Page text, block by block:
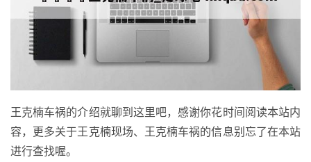
王克楠车祸的介绍就聊到这里吧，感谢你花时间阅读本站内
容，更多关于王克楠现场、王克楠车祸的信息别忘了在本站
进行查找喔。